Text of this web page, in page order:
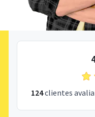
124clientes